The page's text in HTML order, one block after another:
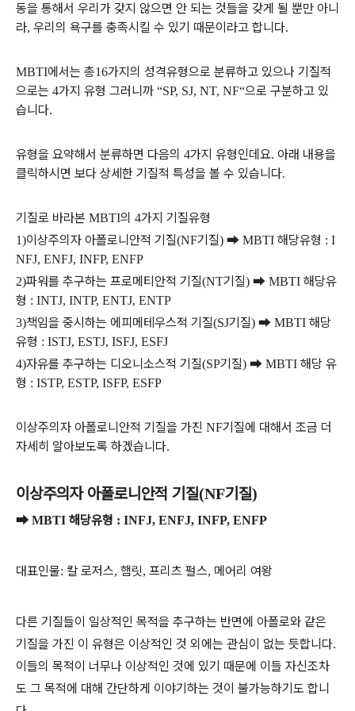
동을 통해서 우리가 갖지 않으면 안 되는 것들을 갖게 될 뿐만 아니
라, 우리의 욕구를 충족시킬 수 있기 때문이라고 합니다.
MBTI에서는 총16가지의 성격유형으로 분류하고 있으나 기질적
으로는 4가지 유형 그러니까 “SP, SJ, NT, NF“으로 구분하고 있
습니다.
유형을 요약해서 분류하면 다음의 4가지 유형인데요. 아래 내용을
클릭하시면 보다 상세한 기질적 특성을 볼 수 있습니다.
기질로 바라본 MBTI의 4가지 기질유형
1)이상주의자 아폴로니안적 기질(NF기질) ➡ MBTI 해당유형 : I
NFJ, ENFJ, INFP, ENFP
2)파워를 추구하는 프로메티안적 기질(NT기질) ➡ MBTI 해당유
형 : INTJ, INTP, ENTJ, ENTP
3)책임을 중시하는 에피메테우스적 기질(SJ기질) ➡ MBTI 해당
유형 : ISTJ, ESTJ, ISFJ, ESFJ
4)자유를 추구하는 디오니소스적 기질(SP기질) ➡ MBTI 해당 유
형 : ISTP, ESTP, ISFP, ESFP
이상주의자 아폴로니안적 기질을 가진 NF기질에 대해서 조금 더
자세히 알아보도록 하겠습니다.
이상주의자 아폴로니안적 기질(NF기질)
➡ MBTI 해당유형 : INFJ, ENFJ, INFP, ENFP
대표인물: 칼 로저스, 햄릿, 프리츠 펄스, 메어리 여왕
다른 기질들이 일상적인 목적을 추구하는 반면에 아폴로와 같은
기질을 가진 이 유형은 이상적인 것 외에는 관심이 없는 듯합니다.
이들의 목적이 너무나 이상적인 것에 있기 때문에 이들 자신조차
도 그 목적에 대해 간단하게 이야기하는 것이 불가능하기도 합니